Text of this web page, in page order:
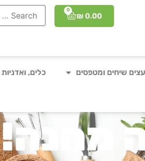
₪0.00
0
עצים שיחים ומטפסים כלים, ואדניות
מהנה!